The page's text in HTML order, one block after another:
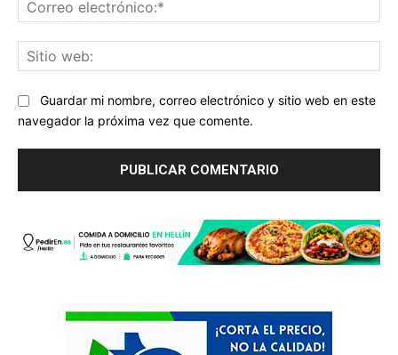
Guardar mi nombre, correo electrónico y sitio web en este
navegador la próxima vez que comente.